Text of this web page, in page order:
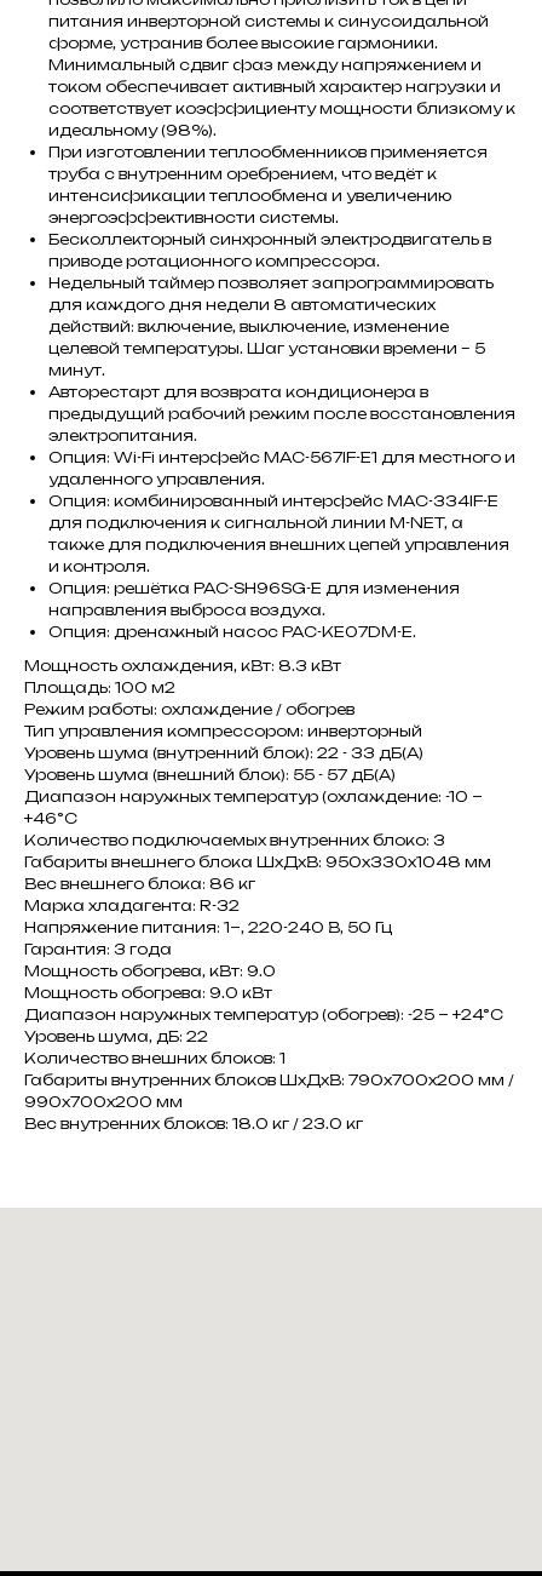
питания инверторной системы к синусоидальной
форме, устранив более высокие гармоники.
Минимальный сдвиг фаз между напряжением и
током обеспечивает активный характер нагрузки и
соответствует коэффициенту мощности близкому к
идеальному (98%).
При изготовлении теплообменников применяется
труба с внутренним оребрением, что ведёт к
интенсификации теплообмена и увеличению
энергоэффективности системы.
Бесколлекторный синхронный электродвигатель в
приводе ротационного компрессора.
Недельный таймер позволяет запрограммировать
для каждого дня недели 8 автоматических
действий: включение, выключение, изменение
целевой температуры. Шаг установки времени – 5
минут.
Авторестарт для возврата кондиционера в
предыдущий рабочий режим после восстановления
электропитания.
Опция: Wi-Fi интерфейс MAC-567IF-E1 для местного и
удаленного управления.
Опция: комбинированный интерфейс MAC-334IF-E
для подключения к сигнальной линии M-NET, а
также для подключения внешних цепей управления
и контроля.
Опция: решётка PAC-SH96SG-E для изменения
направления выброса воздуха.
Опция: дренажный насос PAC-KE07DM-E.
Мощность охлаждения, кВт: 8.3 кВт
Площадь: 100 м2
Режим работы: охлаждение / обогрев
Тип управления компрессором: инверторный
Уровень шума (внутренний блок): 22 - 33 дБ(А)
Уровень шума (внешний блок): 55 - 57 дБ(А)
Диапазон наружных температур (охлаждение: -10 ~
+46°C
Количество подключаемых внутренних блоко: 3
Габариты внешнего блока ШxДxВ: 950x330x1048 мм
Вес внешнего блока: 86 кг
Марка хладагента: R-32
Напряжение питания: 1~, 220-240 В, 50 Гц
Гарантия: 3 года
Мощность обогрева, кВт: 9.0
Мощность обогрева: 9.0 кВт
Диапазон наружных температур (обогрев): -25 ~ +24°C
Уровень шума, дБ: 22
Количество внешних блоков: 1
Габариты внутренних блоков ШxДxВ: 790x700x200 мм /
990x700x200 мм
Вес внутренних блоков: 18.0 кг / 23.0 кг